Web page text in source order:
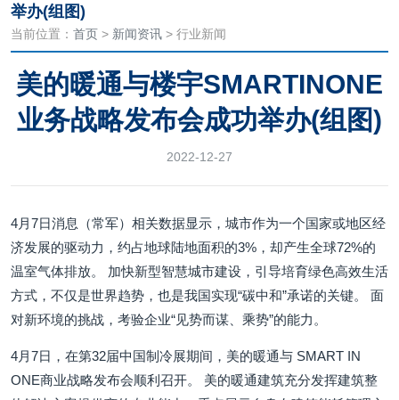
举办(组图)
当前位置： 首页 > 新闻资讯 > 行业新闻
美的暖通与楼宇SMARTINONE
业务战略发布会成功举办(组图)
2022-12-27
4月7日消息（常军）相关数据显示，城市作为一个国家或地区经
济发展的驱动力，约占地球陆地面积的3%，却产生全球72%的
温室气体排放。 加快新型智慧城市建设，引导培育绿色高效生活
方式，不仅是世界趋势，也是我国实现“碳中和”承诺的关键。 面
对新环境的挑战，考验企业“见势而谋、乘势”的能力。
4月7日，在第32届中国制冷展期间，美的暖通与 SMART IN
ONE商业战略发布会顺利召开。 美的暖通建筑充分发挥建筑整